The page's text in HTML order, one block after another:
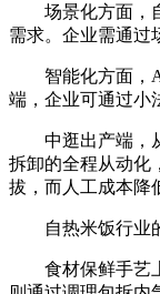
场景化方面，自
需求。企业需通过
智能化方面，AI
端，企业可通过小
中逛出产端，从
拆卸的全程从动化
拔，而人工成本降
自热米饭行业的
食材保鲜手艺上